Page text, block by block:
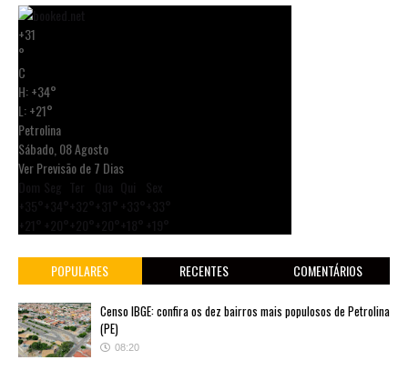
+31
°
C
H:+34°
L:+21°
Petrolina
Sábado, 08 Agosto
Ver Previsão de 7 Dias
POPULARES RECENTES COMENTÁRIOS
Censo IBGE: confira os dez bairros mais populosos de Petrolina
(PE)
08:20